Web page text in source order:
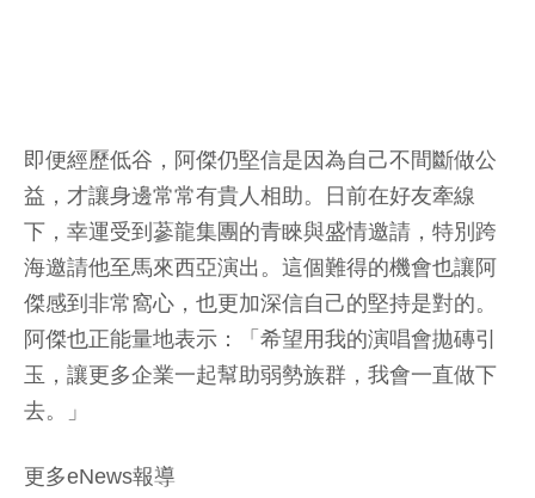
即便經歷低谷，阿傑仍堅信是因為自己不間斷做公
益，才讓身邊常常有貴人相助。日前在好友牽線
下，幸運受到蔘龍集團的青睞與盛情邀請，特別跨
海邀請他至馬來西亞演出。這個難得的機會也讓阿
傑感到非常窩心，也更加深信自己的堅持是對的。
阿傑也正能量地表示：「希望用我的演唱會拋磚引
玉，讓更多企業一起幫助弱勢族群，我會一直做下
去。」
更多eNews報導